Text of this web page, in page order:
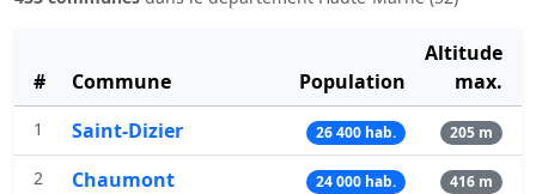
# Commune Population
Altitude
max.
1 Saint-Dizier 26 400 hab. 205 m
2 Chaumont 24 000 hab. 416 m